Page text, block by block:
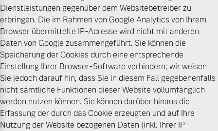
Dienstleistungen gegenüber dem Websitebetreiber zu
erbringen. Die im Rahmen von Google Analytics von Ihrem
Browser übermittelte IP-Adresse wird nicht mit anderen
Daten von Google zusammengeführt. Sie können die
Speicherung der Cookies durch eine entsprechende
Einstellung Ihrer Browser-Software verhindern; wir weisen
Sie jedoch darauf hin, dass Sie in diesem Fall gegebenenfalls
nicht sämtliche Funktionen dieser Website vollumfänglich
werden nutzen können. Sie können darüber hinaus die
Erfassung der durch das Cookie erzeugten und auf Ihre
Nutzung der Website bezogenen Daten (inkl. Ihrer IP-